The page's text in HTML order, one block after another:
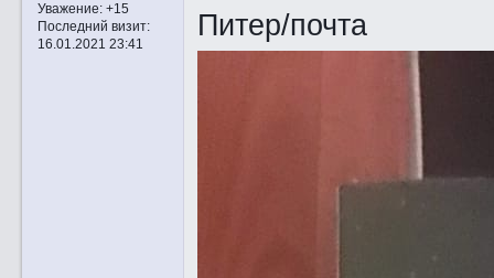
Уважение: +15
Последний визит:
16.01.2021 23:41
Питер/почта